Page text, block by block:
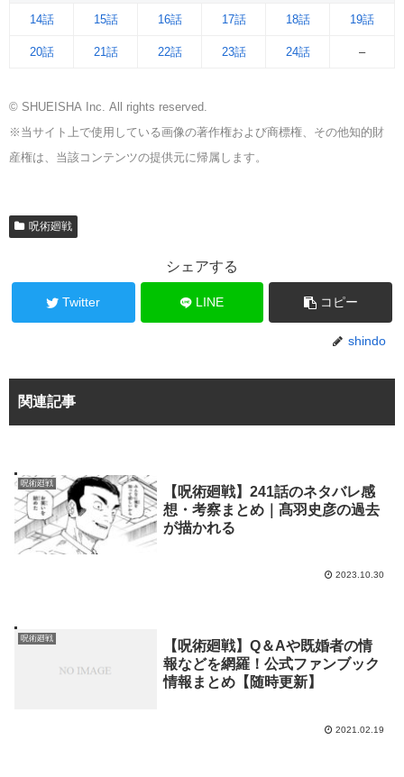
14話 15話 16話 17話 18話 19話
20話 21話 22話 23話 24話 –
© SHUEISHA Inc. All rights reserved.
※当サイト上で使用している画像の著作権および商標権、その他知的財
産権は、当該コンテンツの提供元に帰属します。
呪術廻戦
シェアする
Twitter LINE コピー
shindo
関連記事
呪術廻戦
【呪術廻戦】241話のネタバレ感
想・考察まとめ｜髙羽史彦の過去
が描かれる
2023.10.30
呪術廻戦
【呪術廻戦】Q＆Aや既婚者の情
報などを網羅！公式ファンブック
情報まとめ【随時更新】
2021.02.19